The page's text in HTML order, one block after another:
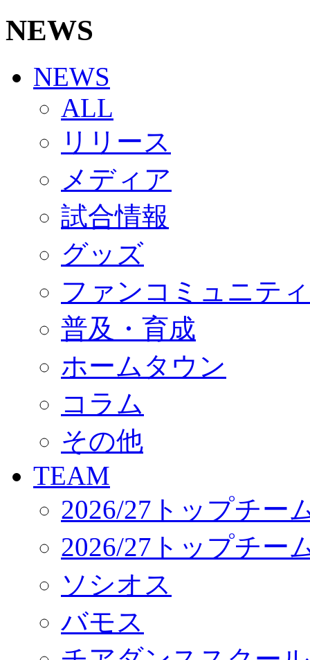
Jリーグ運営管理規定
写真・動画使用ガイドライン
SCHEDULE
2026/27
練習見学時のファンサービスについて
TICKET
奈良クラブ明治安田J3リーグ2026/27シーズン試
奈良クラブ明治安田Ｊ3リーグ 2026/27シーズン「
観戦ルール＆マナー
2026/27ファンコミュニティ
サポートショップ
GOODS
オフィシャルストア（実店舗）
オンラインストア
ACADEMY
アカデミーについて
コーチ&スタッフ
ジュニア
ジュニアユース
ユース
練習拠点（ナラディーア）
SCHOOL
CLUB
パートナー募集
クラブ理念
サステナビリティ
Web制作支援
応援プロジェクト
NEWS
NEWS
ALL
リリース
メディア
試合情報
グッズ
ファンコミュニティ
普及・育成
ホームタウン
コラム
その他
TEAM
2026/27トップチー
2026/27トップチー
ソシオス
バモス